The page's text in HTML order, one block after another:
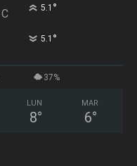
C 5.1 °
5.1 °
37%
LUN
8°
MAR
6°